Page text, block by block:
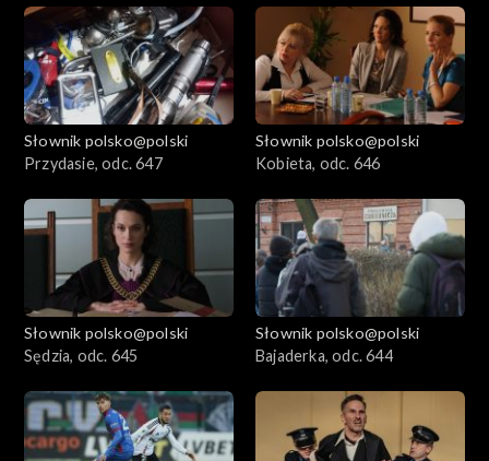
Słownik polsko@polski
Przydasie, odc. 647
Słownik polsko@polski
Kobieta, odc. 646
Słownik polsko@polski
Sędzia, odc. 645
Słownik polsko@polski
Bajaderka, odc. 644